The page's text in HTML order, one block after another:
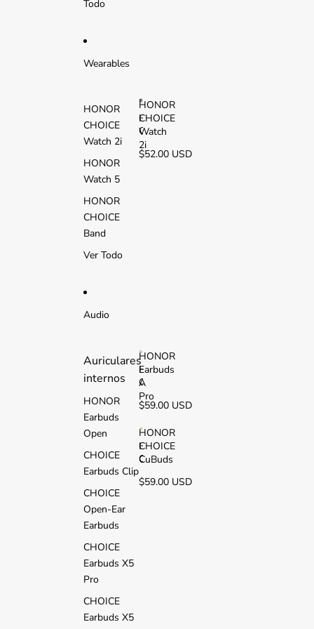
Todo
Wearables
HONOR
CHOICE
Watch 2i
HONOR
Watch 5
HONOR
CHOICE
Band
Ver Todo
HONOR
CHOICE
Watch
2i
H
O
N
O
$52.00 USD
Audio
Auriculares
internos
HONOR
Earbuds
Open
CHOICE
Earbuds Clip
CHOICE
Open-Ear
Earbuds
CHOICE
Earbuds X5
Pro
CHOICE
Earbuds X5
HONOR
Earbuds
A
Pro
H
O
N
O
E
a
r
b
u
$59.00 USD
HONOR
CHOICE
CuBuds
H
O
N
O
$59.00 USD